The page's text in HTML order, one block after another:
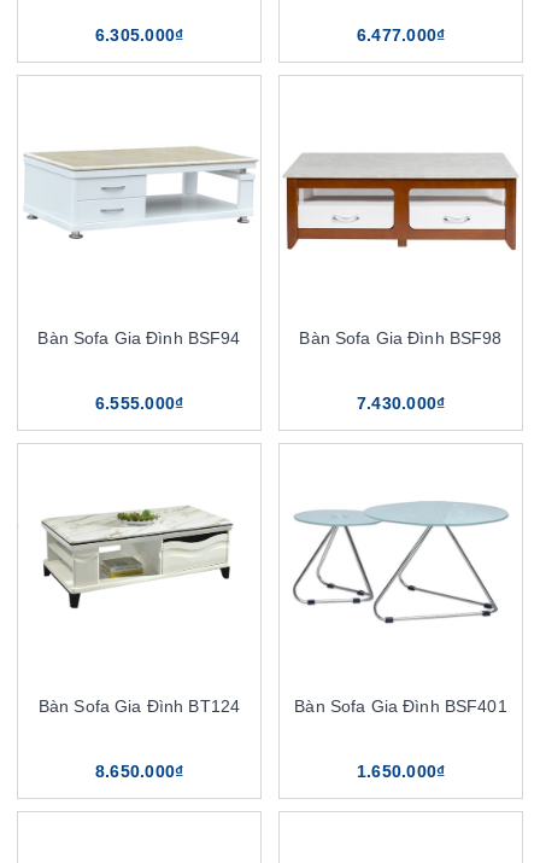
6.305.000₫ 6.477.000₫
Bàn Sofa Gia Đình BSF94
6.555.000₫
Bàn Sofa Gia Đình BSF98
7.430.000₫
Bàn Sofa Gia Đình BT124
8.650.000₫
Bàn Sofa Gia Đình BSF401
1.650.000₫